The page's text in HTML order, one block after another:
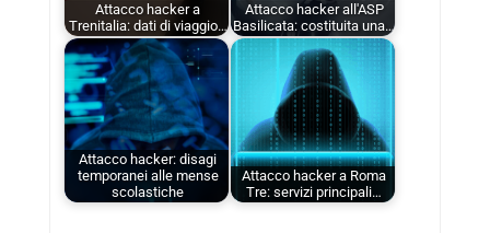
Attacco hacker a
Trenitalia: dati di viaggio…
Attacco hacker all'ASP
Basilicata: costituita una…
Attacco hacker: disagi
temporanei alle mense
scolastiche
Attacco hacker a Roma
Tre: servizi principali…